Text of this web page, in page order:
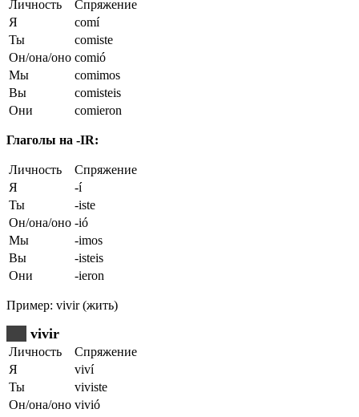
Личность
Спряжение
Я
comí
Ты
comiste
Он/она/оно comió
Мы
comimos
Вы
comisteis
Они
comieron
Глаголы на -IR:
Личность
Спряжение
Я
-í
Ты
-iste
Он/она/оно -ió
Мы
-imos
Вы
-isteis
Они
-ieron
Пример: vivir (жить)
vivir
Личность
Спряжение
Я
viví
Ты
viviste
Он/она/оно vivió